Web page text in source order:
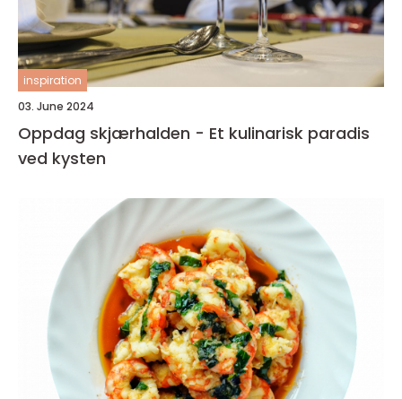
inspiration
03. June 2024
Oppdag skjærhalden - Et kulinarisk paradis
ved kysten